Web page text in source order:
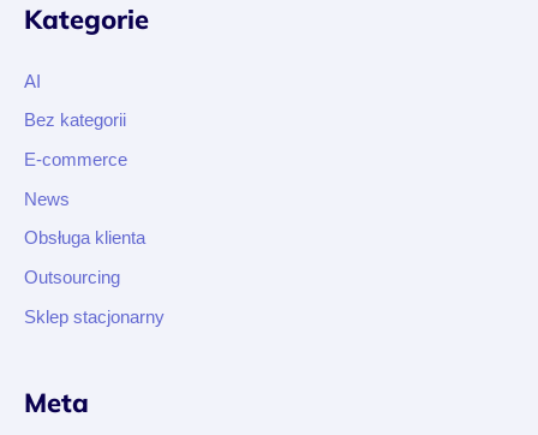
Kategorie
AI
Bez kategorii
E-commerce
News
Obsługa klienta
Outsourcing
Sklep stacjonarny
Meta